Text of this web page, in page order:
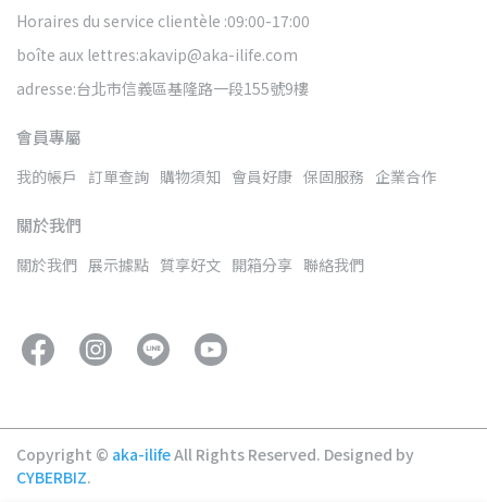
Horaires du service clientèle :09:00-17:00
boîte aux lettres:akavip@aka-ilife.com
adresse:台北市信義區基隆路一段155號9樓
會員專屬
我的帳戶 訂單查詢 購物須知 會員好康 保固服務 企業合作
關於我們
關於我們 展示據點 質享好文 開箱分享 聯絡我們
Copyright © aka-ilifeAll Rights Reserved. Designed by
CYBERBIZ.